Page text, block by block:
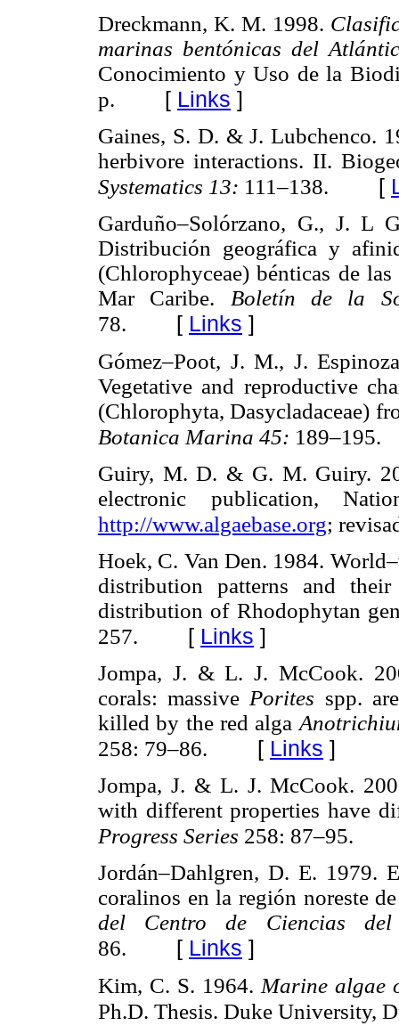
Dreckmann, K. M. 1998.
marinas bentónicas del
Conocimiento y Uso de la
p. [ Links ]
Gaines, S. D. & J. Lubchenco.
herbivore interactions. II.
Systematics 13: 111–138. [
Garduño–Solórzano, G., J. L
Distribución geográfica y
(Chlorophyceae) bénticas de
Mar Caribe. Boletín de la
78. [ Links ]
Gómez–Poot, J. M., J.
Vegetative and reproductive
(Chlorophyta, Dasycladaceae)
Botanica Marina 45: 189–195.
Guiry, M. D. & G. M. Guiry.
electronic publication,
http://www.algaebase.org;
Hoek, C. Van Den. 1984.
distribution patterns and
distribution of Rhodophytan
257. [ Links ]
Jompa, J. & L. J. McCook.
corals: massive Porites spp.
killed by the red alga
258: 79–86. [ Links ]
Jompa, J. & L. J. McCook.
with different properties have
Progress Series 258: 87–95.
Jordán–Dahlgren, D. E. 1979.
coralinos en la región noreste
del Centro de Ciencias
86. [ Links ]
Kim, C. S. 1964. Marine algae
Ph.D. Thesis. Duke University,